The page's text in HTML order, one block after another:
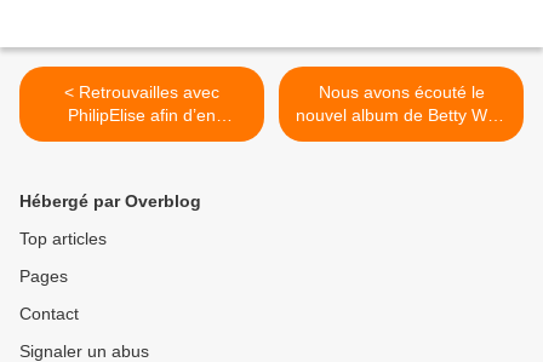
< Retrouvailles avec
PhilipElise afin d’en
apprendre plus sur son
Nous avons écouté le
nouvel album de Betty Who
! >
Hébergé par Overblog
Top articles
Pages
Contact
Signaler un abus